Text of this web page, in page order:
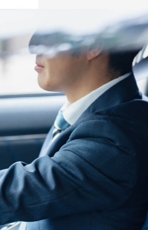
INSTRUCTOR
指導員紹介